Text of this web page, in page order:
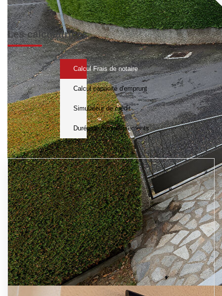
Les calculatrices
Calcul Frais de notaire
Calcul capacité d'emprunt
Simulateur de crédit
Durée de remboursements